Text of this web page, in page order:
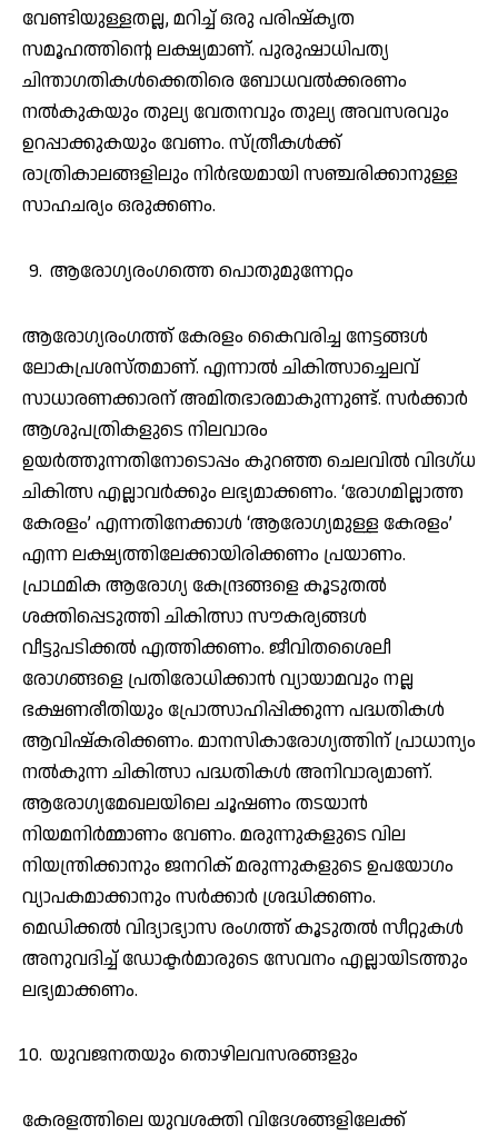
വേണ്ടിയുള്ളതല്ല, മറിച്ച് ഒരു പരിഷ്കൃത
സമൂഹത്തിന്റെ ലക്ഷ്യമാണ്. പുരുഷാധിപത്യ
ചിന്താഗതികൾക്കെതിരെ ബോധവൽക്കരണം
നൽകുകയും തുല്യ വേതനവും തുല്യ അവസരവും
ഉറപ്പാക്കുകയും വേണം. സ്ത്രീകൾക്ക്
രാത്രികാലങ്ങളിലും നിർഭയമായി സഞ്ചരിക്കാനുള്ള
സാഹചര്യം ഒരുക്കണം.
ആരോഗ്യരംഗത്തെ പൊതുമുന്നേറ്റം
ആരോഗ്യരംഗത്ത് കേരളം കൈവരിച്ച നേട്ടങ്ങൾ
ലോകപ്രശസ്തമാണ്. എന്നാൽ ചികിത്സാച്ചെലവ്
സാധാരണക്കാരന് അമിതഭാരമാകുന്നുണ്ട്. സർക്കാർ
ആശുപത്രികളുടെ നിലവാരം
ഉയർത്തുന്നതിനോടൊപ്പം കുറഞ്ഞ ചെലവിൽ വിദഗ്ധ
ചികിത്സ എല്ലാവർക്കും ലഭ്യമാക്കണം. ‘രോഗമില്ലാത്ത
കേരളം’ എന്നതിനേക്കാൾ ‘ആരോഗ്യമുള്ള കേരളം’
എന്ന ലക്ഷ്യത്തിലേക്കായിരിക്കണം പ്രയാണം.
പ്രാഥമിക ആരോഗ്യ കേന്ദ്രങ്ങളെ കൂടുതൽ
ശക്തിപ്പെടുത്തി ചികിത്സാ സൗകര്യങ്ങൾ
വീട്ടുപടിക്കൽ എത്തിക്കണം. ജീവിതശൈലീ
രോഗങ്ങളെ പ്രതിരോധിക്കാൻ വ്യായാമവും നല്ല
ഭക്ഷണരീതിയും പ്രോത്സാഹിപ്പിക്കുന്ന പദ്ധതികൾ
ആവിഷ്കരിക്കണം. മാനസികാരോഗ്യത്തിന് പ്രാധാന്യം
നൽകുന്ന ചികിത്സാ പദ്ധതികൾ അനിവാര്യമാണ്.
ആരോഗ്യമേഖലയിലെ ചൂഷണം തടയാൻ
നിയമനിർമ്മാണം വേണം. മരുന്നുകളുടെ വില
നിയന്ത്രിക്കാനും ജനറിക് മരുന്നുകളുടെ ഉപയോഗം
വ്യാപകമാക്കാനും സർക്കാർ ശ്രദ്ധിക്കണം.
മെഡിക്കൽ വിദ്യാഭ്യാസ രംഗത്ത് കൂടുതൽ സീറ്റുകൾ
അനുവദിച്ച് ഡോക്ടർമാരുടെ സേവനം എല്ലായിടത്തും
ലഭ്യമാക്കണം.
യുവജനതയും തൊഴിലവസരങ്ങളും
കേരളത്തിലെ യുവശക്തി വിദേശങ്ങളിലേക്ക്